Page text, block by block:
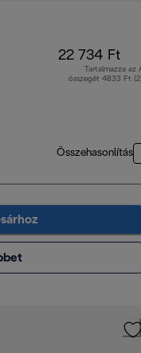
22 734 Ft
Tartalmazza az
összegét 4833 Ft
Összehasonlítás